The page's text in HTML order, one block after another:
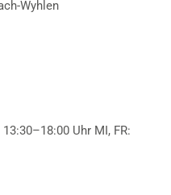
Wyhlen
Uhr MI, FR: